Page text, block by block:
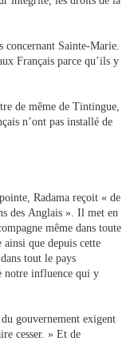
concernant Sainte-Marie.
Français parce qu’ils y
de même de Tintingue,
n’ont pas installé de
Radama reçoit « de
des Anglais ». Il met en
même dans toute
que depuis cette
tout le pays
notre influence qui y
gouvernement exigent
cesser. » Et de